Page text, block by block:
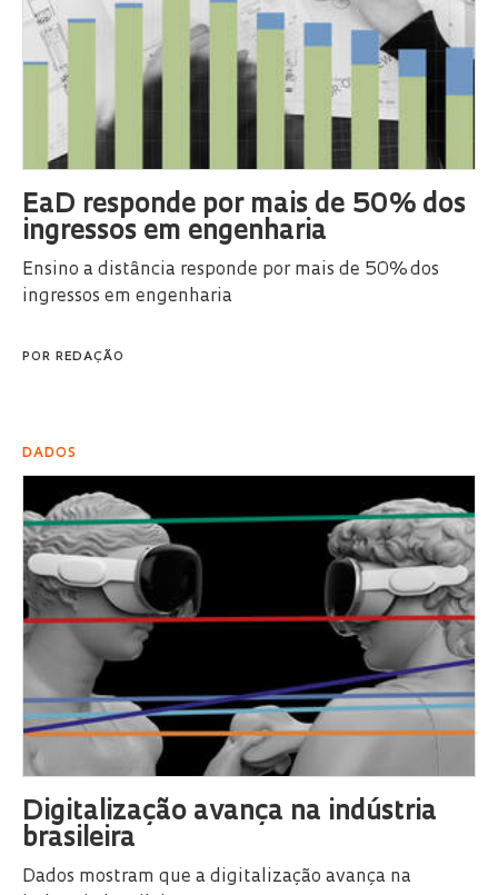
EaD responde por mais de 50% dos
ingressos em engenharia
Ensino a distância responde por mais de 50% dos
ingressos em engenharia
POR REDAÇÃO
DADOS
Digitalização avança na indústria
brasileira
Dados mostram que a digitalização avança na